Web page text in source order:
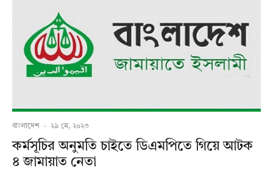
বাংলাদেশ · ২৯ মে, ২০২৩
কর্মসূচির অনুমতি চাইতে ডিএমপিতে গিয়ে আটক
৪ জামায়াত নেতা